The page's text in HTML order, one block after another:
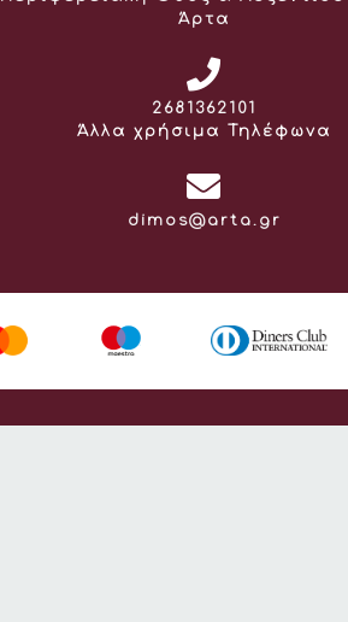
Άρτα
Τηλέφωνο:
2681362101
Άλλα χρήσιμα Τηλέφωνα
Email:
dimos@arta.gr